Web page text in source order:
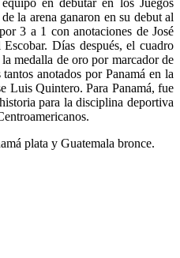
la arena ganaron en su debut al
3 a 1 con anotaciones de José
Días después, el cuadro
medalla de oro por marcador de
anotados por Panamá en la
Luis Quintero. Para Panamá, fue
para la disciplina deportiva
plata y Guatemala bronce.